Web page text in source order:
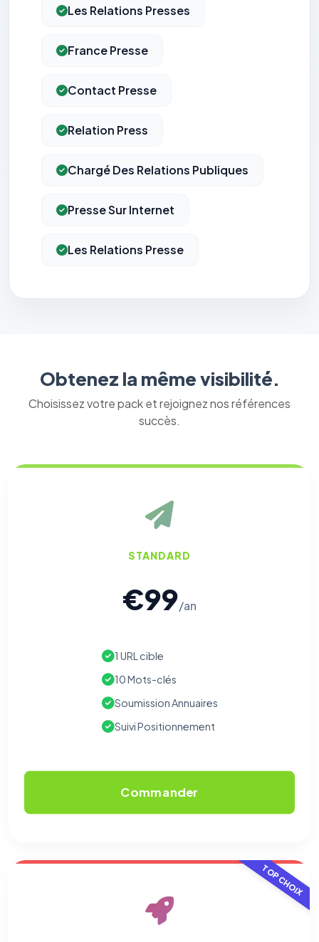
Les Relations Presses
France Presse
Contact Presse
Relation Press
Chargé Des Relations Publiques
Presse Sur Internet
Les Relations Presse
Obtenez la même visibilité.
Choisissez votre pack et rejoignez nos références
succès.
STANDARD
€99/an
1 URL cible
10 Mots-clés
Soumission Annuaires
Suivi Positionnement
Commander
TOP CHOIX